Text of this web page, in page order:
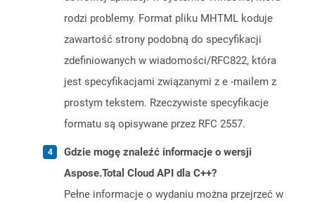
rodzi problemy. Format pliku MHTML koduje
zawartość strony podobną do specyfikacji
zdefiniowanych w wiadomości/RFC822, która
jest specyfikacjami związanymi z e -mailem z
prostym tekstem. Rzeczywiste specyfikacje
formatu są opisywane przez RFC 2557.
Gdzie mogę znaleźć informacje o wersji
Aspose.Total Cloud API dla C++?
Pełne informacje o wydaniu można przejrzeć w